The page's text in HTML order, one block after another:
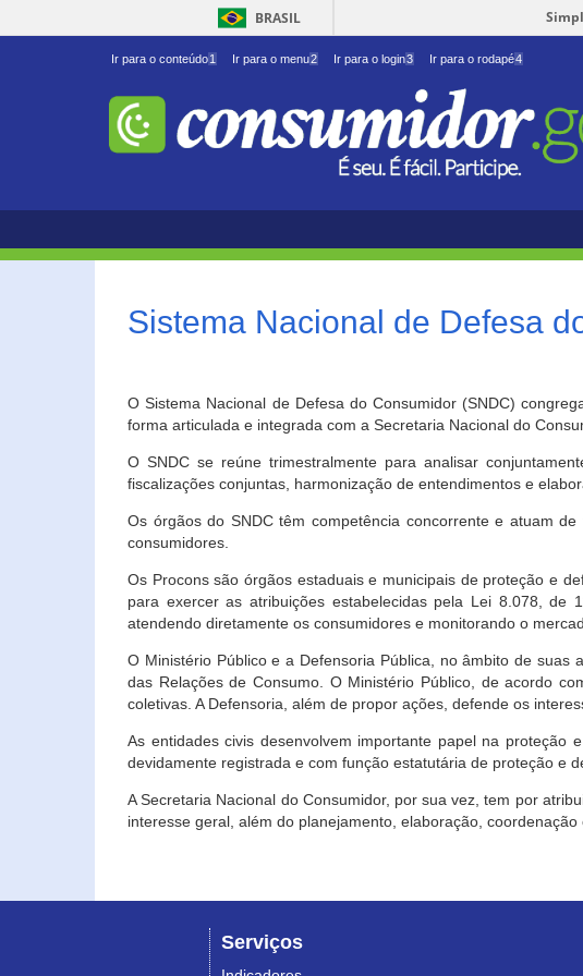
BRASIL
Ir para o conteúdo1 Ir para o menu2 Ir para o login3 Ir para o rodapé4
Sistema Nacional de Defesa
O Sistema Nacional de Defesa do Consumidor (SNDC)
forma articulada e integrada com a Secretaria Nacional do
O SNDC se reúne trimestralmente para analisar
fiscalizações conjuntas, harmonização de entendimentos e
Os órgãos do SNDC têm competência concorrente e atuam
consumidores.
Os Procons são órgãos estaduais e municipais de proteção e
para exercer as atribuições estabelecidas pela Lei 8.078,
atendendo diretamente os consumidores e monitorando o
O Ministério Público e a Defensoria Pública, no âmbito de
das Relações de Consumo. O Ministério Público, de acordo
coletivas. A Defensoria, além de propor ações, defende os
As entidades civis desenvolvem importante papel na proteção
devidamente registrada e com função estatutária de proteção e
A Secretaria Nacional do Consumidor, por sua vez, tem por
interesse geral, além do planejamento, elaboração,
Serviços